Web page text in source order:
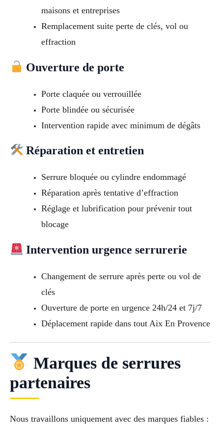
maisons et entreprises
Remplacement suite perte de clés, vol ou
effraction
Ouverture de porte
Porte claquée ou verrouillée
Porte blindée ou sécurisée
Intervention rapide avec minimum de dégâts
Réparation et entretien
Serrure bloquée ou cylindre endommagé
Réparation après tentative d’effraction
Réglage et lubrification pour prévenir tout
blocage
Intervention urgence serrurerie
Changement de serrure après perte ou vol de
clés
Ouverture de porte en urgence 24h/24 et 7j/7
Déplacement rapide dans tout Aix En Provence
Marques de serrures
partenaires
Nous travaillons uniquement avec des marques fiables :